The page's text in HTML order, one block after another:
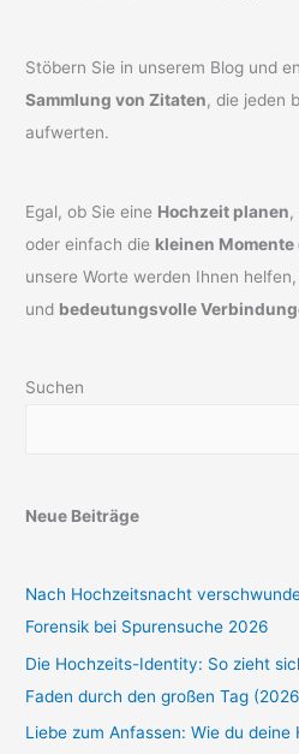
Stöbern Sie in unserem Blog und
Sammlung von Zitaten, die jeden
aufwerten.
Egal, ob Sie eine Hochzeit planen
oder einfach die kleinen
unsere Worte werden Ihnen helfen,
und bedeutungsvolle
Suchen
Neue Beiträge
Nach Hochzeitsnacht
Forensik bei Spurensuche 2026
Die Hochzeits-Identity: So zieht
Faden durch den großen Tag
Liebe zum Anfassen: Wie du